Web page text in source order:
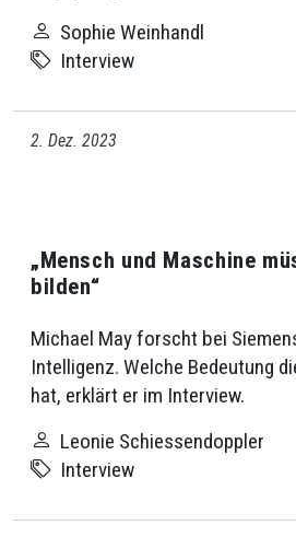
Sophie Weinhandl
Interview
2. Dez. 2023
„Mensch und Maschine
bilden“
Michael May forscht bei
Intelligenz. Welche Bedeutung
hat, erklärt er im Interview.
Leonie Schiessendoppler
Interview